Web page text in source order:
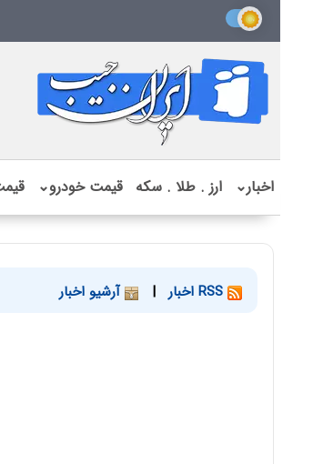
اخبار⌄ ارز . طلا . سکه قیمت خودرو⌄
| آرشیو اخبار